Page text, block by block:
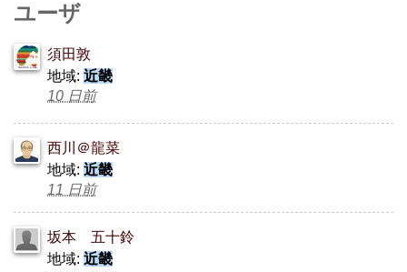
ユーザ
須田敦
地域: 近畿
10 日前
西川＠龍菜
地域: 近畿
11 日前
坂本 五十鈴
地域: 近畿